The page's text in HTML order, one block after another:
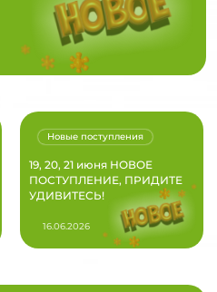
19, 20, 21 июня НОВОЕ
ПОСТУПЛЕНИЕ, ПРИДИТЕ
УДИВИТЕСЬ!
Новые поступления
16.06.2026